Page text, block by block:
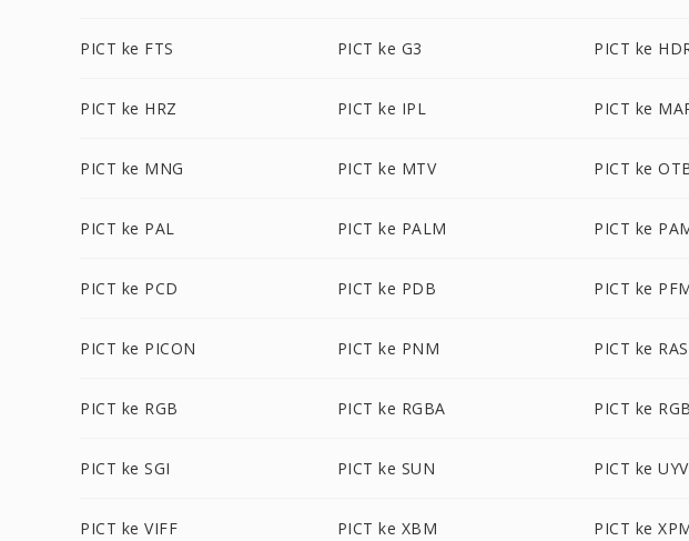
PICT ke FTS PICT ke G3 PICT ke
PICT ke HRZ PICT ke IPL PICT ke
PICT ke MNG PICT ke MTV PICT ke
PICT ke PAL PICT ke PALM PICT ke
PICT ke PCD PICT ke PDB PICT ke
PICT ke PICON PICT ke PNM PICT ke RAS
PICT ke RGB PICT ke RGBA PICT ke
PICT ke SGI PICT ke SUN PICT ke
PICT ke VIFF PICT ke XBM PICT ke